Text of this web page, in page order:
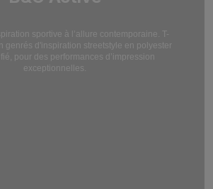
sportive à l’allure contemporaine. T-
genrés d'inspiration streetstyle en polyester
pour des performances d’impression
exceptionnelles.